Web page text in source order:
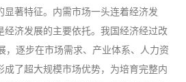
显著特征。内需市场一头连着经济发
经济发展的主要依托。我国经济经过改
，逐步在市场需求、产业体系、人力资
成了超大规模市场优势，为培育完整内